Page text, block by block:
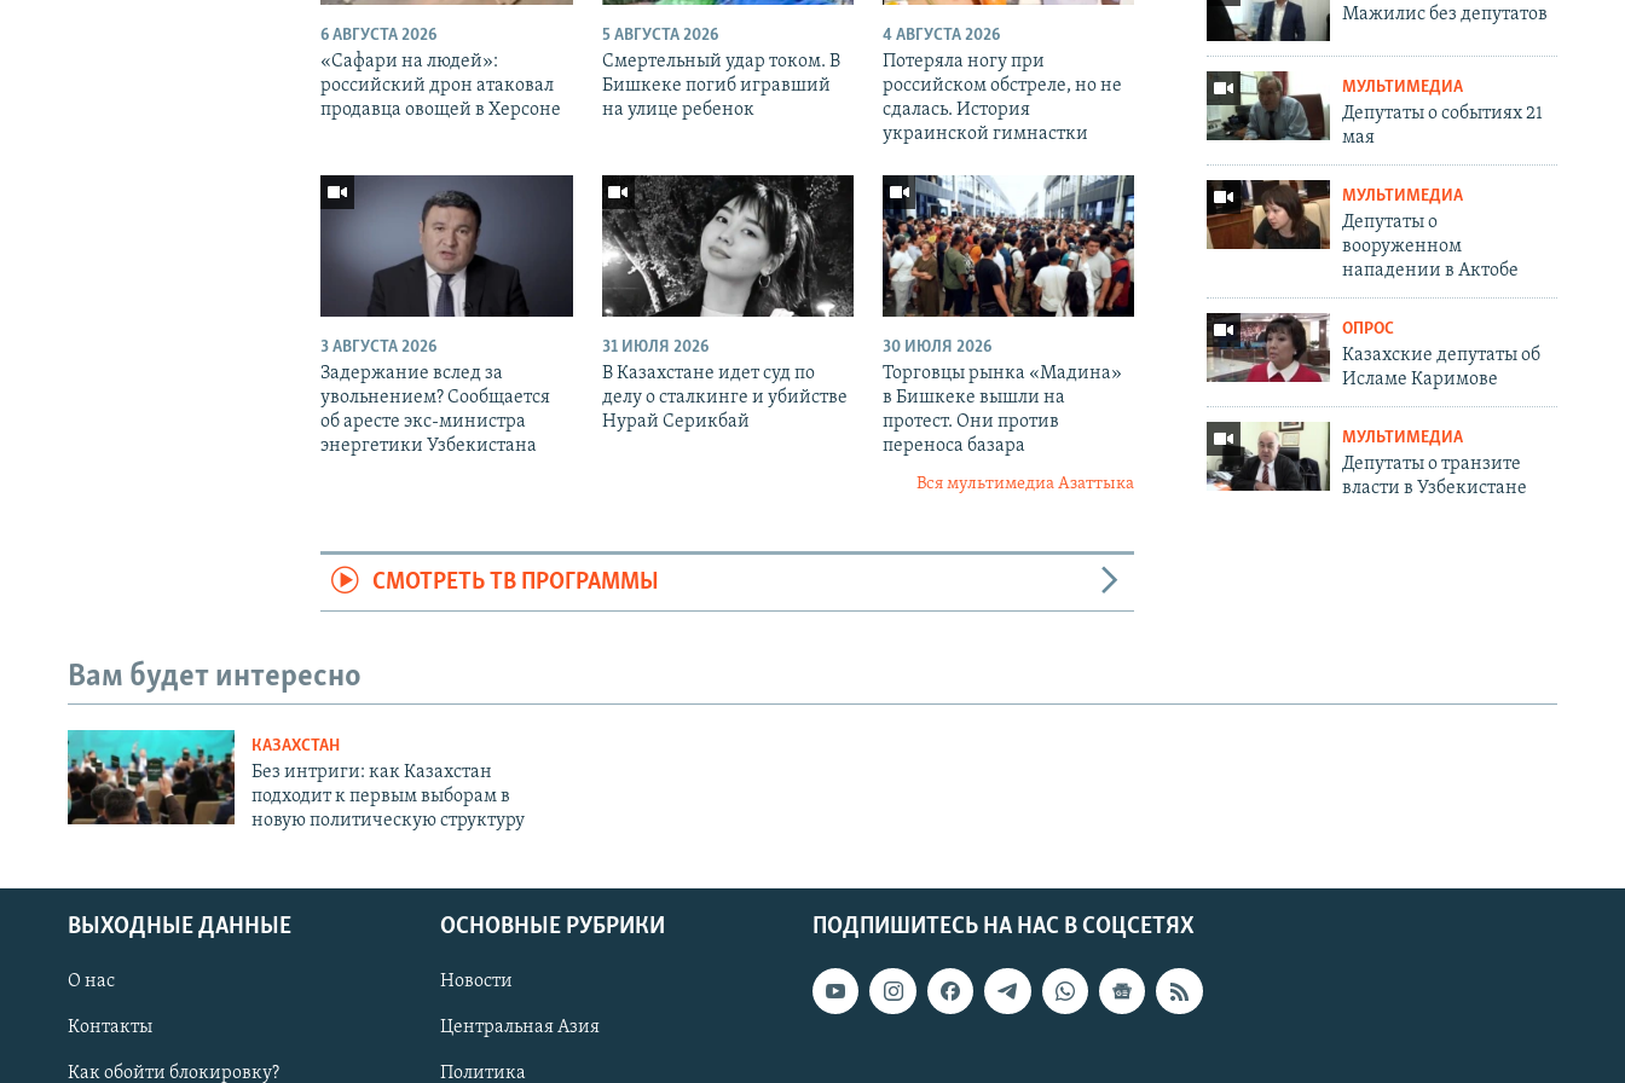
Мажилис без депутатов
МУЛЬТИМЕДИА
Депутаты о событиях 21
мая
МУЛЬТИМЕДИА
Депутаты о
вооруженном
нападении в Актобе
ОПРОС
Казахские депутаты об
Исламе Каримове
МУЛЬТИМЕДИА
Депутаты о транзите
власти в Узбекистане
6 АВГУСТА 2026
«Cафари на людей»:
российский дрон атаковал
продавца овощей в Херсоне
5 АВГУСТА 2026
Смертельный удар током. В
Бишкеке погиб игравший
на улице ребенок
4 АВГУСТА 2026
Потеряла ногу при
российском обстреле, но не
сдалась. История
украинской гимнастки
3 АВГУСТА 2026
Задержание вслед за
увольнением? Сообщается
об аресте экс-министра
энергетики Узбекистана
31 ИЮЛЯ 2026
В Казахстане идет суд по
делу о сталкинге и убийстве
Нурай Серикбай
30 ИЮЛЯ 2026
Торговцы рынка «Мадина»
в Бишкеке вышли на
протест. Они против
переноса базара
Вся мультимедиа Азаттыка
СМОТРЕТЬ ТВ ПРОГРАММЫ
Вам будет интересно
КАЗАХСТАН
Без интриги: как Казахстан
подходит к первым выборам в
новую политическую структуру
ПОДПИШИТЕСЬ НА НАС В СОЦСЕТЯХ
ВЫХОДНЫЕ ДАННЫЕ
О нас
Контакты
Как обойти блокировку?
ОСНОВНЫЕ РУБРИКИ
Новости
Центральная Азия
Политика